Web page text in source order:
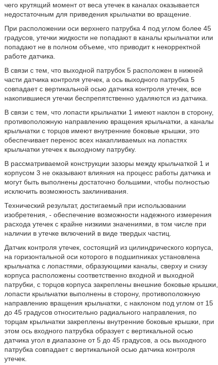
чего крутящий момент от веса утечек в каналах оказывается
недостаточным для приведения крыльчатки во вращение.
При расположении оси верхнего патрубка 4 под углом более 45
градусов, утечки жидкости не попадают в каналы крыльчатки или
попадают не в полном объеме, что приводит к некорректной
работе датчика.
В связи с тем, что выходной патрубок 5 расположен в нижней
части датчика контроля утечек, а ось выходного патрубка 5
совпадает с вертикальной осью датчика контроля утечек, все
накопившиеся утечки беспрепятственно удаляются из датчика.
В связи с тем, что лопасти крыльчатки 1 имеют наклон в сторону,
противоположную направлению вращения крыльчатки, а каналы
крыльчатки с торцов имеют внутренние боковые крышки, это
обеспечивает перенос всех накапливаемых на лопастях
крыльчатки утечек к выходному патрубку.
В рассматриваемой конструкции зазоры между крыльчаткой 1 и
корпусом 3 не оказывают влияния на процесс работы датчика и
могут быть выполнены достаточно большими, чтобы полностью
исключить возможность заклинивания.
Технический результат, достигаемый при использовании
изобретения, - обеспечение возможности надежного измерения
расхода утечек с крайне низкими значениями, в том числе при
наличии в утечке включений в виде твердых частиц.
Датчик контроля утечек, состоящий из цилиндрического корпуса,
на горизонтальной оси которого в подшипниках установлена
крыльчатка с лопастями, образующими каналы, сверху и снизу
корпуса расположены соответственно входной и выходной
патрубки, с торцов корпуса закреплены внешние боковые крышки,
лопасти крыльчатки выполнены в сторону, противоположную
направлению вращения крыльчатки, с наклоном под углом от 15
до 45 градусов относительно радиального направления, по
торцам крыльчатки закреплены внутренние боковые крышки, при
этом ось входного патрубка образует с вертикальной осью
датчика угол в диапазоне от 5 до 45 градусов, а ось выходного
патрубка совпадает с вертикальной осью датчика контроля
утечек.